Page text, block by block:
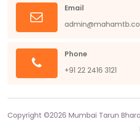
Email
Phone
+91 22 2416 3121
Copyright ©2026 Mumbai Tarun